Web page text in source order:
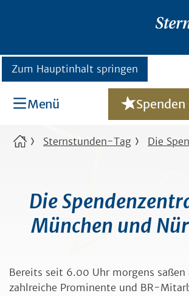
Zum Hauptinhalt springen
Menü Spenden
Sternstunden-Tag Die
Die
München und
Bereits seit 6.00 Uhr morgens saßen
zahlreiche Prominente und BR-